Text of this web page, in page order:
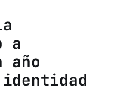
a
año
identidad